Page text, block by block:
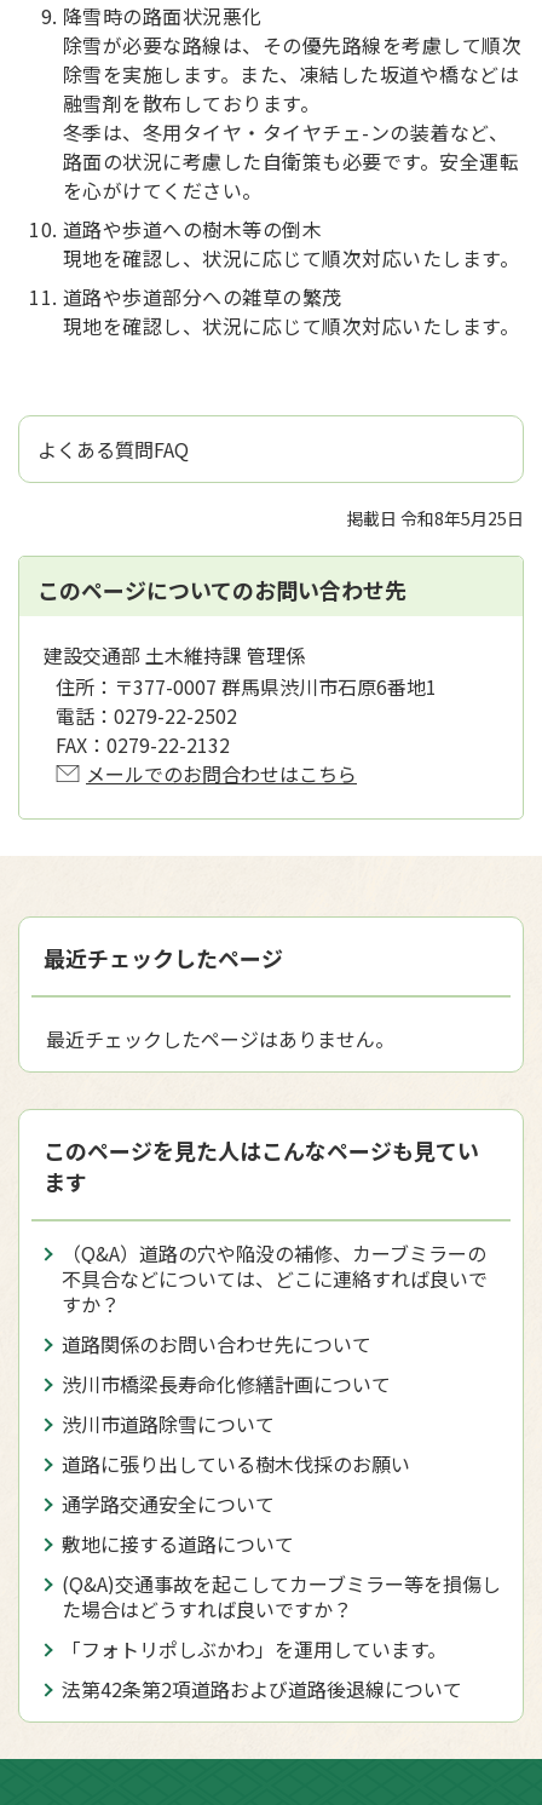
降雪時の路面状況悪化
除雪が必要な路線は、その優先路線を考慮して順次
除雪を実施します。また、凍結した坂道や橋などは
融雪剤を散布しております。
冬季は、冬用タイヤ・タイヤチェ-ンの装着など、
路面の状況に考慮した自衛策も必要です。安全運転
を心がけてください。
道路や歩道への樹木等の倒木
現地を確認し、状況に応じて順次対応いたします。
道路や歩道部分への雑草の繁茂
現地を確認し、状況に応じて順次対応いたします。
よくある質問FAQ
掲載日 令和8年5月25日
このページについてのお問い合わせ先
建設交通部 土木維持課 管理係
住所： 〒377-0007 群馬県渋川市石原6番地1
電話： 0279-22-2502
FAX： 0279-22-2132
メールでのお問合わせはこちら
最近チェックしたページ
最近チェックしたページはありません。
このページを見た人はこんなページも見てい
ます
（Q&A）道路の穴や陥没の補修、カーブミラーの
不具合などについては、どこに連絡すれば良いで
すか？
道路関係のお問い合わせ先について
渋川市橋梁長寿命化修繕計画について
渋川市道路除雪について
道路に張り出している樹木伐採のお願い
通学路交通安全について
敷地に接する道路について
(Q&A)交通事故を起こしてカーブミラー等を損傷し
た場合はどうすれば良いですか？
「フォトリポしぶかわ」を運用しています。
法第42条第2項道路および道路後退線について